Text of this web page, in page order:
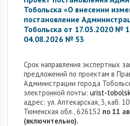
Тобольска «О внесении
постановление
Тобольска от 17.03.2020 №
04.08.2026 № 53
Cрок направления экспертных
предложений по проектам в
Администрации города
электронной почты: urist-
адрес: ул. Аптекарская, 3, каб.
Тюменская обл., 626152 по 11
(включительно).